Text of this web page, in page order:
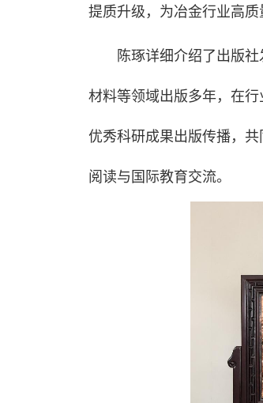
提质升级，为冶金行业高质
陈琢详细介绍了出版
材料等领域出版多年，在
优秀科研成果出版传播，
阅读与国际教育交流。